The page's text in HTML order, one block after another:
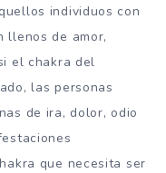
individuos con
llenos de amor,
el chakra del
las personas
de ira, dolor, odio
que necesita ser